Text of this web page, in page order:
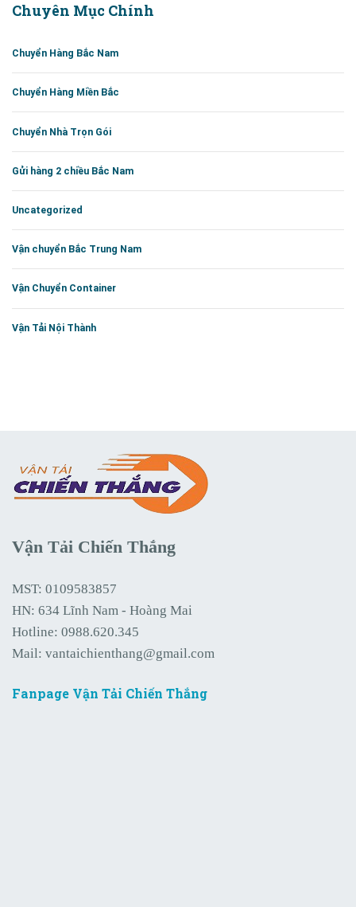
Chuyên Mục Chính
Chuyển Hàng Bắc Nam
Chuyển Hàng Miền Bắc
Chuyển Nhà Trọn Gói
Gửi hàng 2 chiều Bắc Nam
Uncategorized
Vận chuyển Bắc Trung Nam
Vận Chuyển Container
Vận Tải Nội Thành
Vận Tải Chiến Thắng
MST: 0109583857
HN: 634 Lĩnh Nam - Hoàng Mai
Hotline: 0988.620.345
Mail: vantaichienthang@gmail.com
Fanpage Vận Tải Chiến Thắng